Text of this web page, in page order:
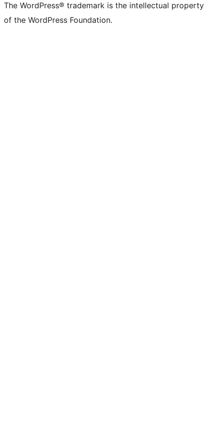
The WordPress® trademark is the intellectual property
of the WordPress Foundation.